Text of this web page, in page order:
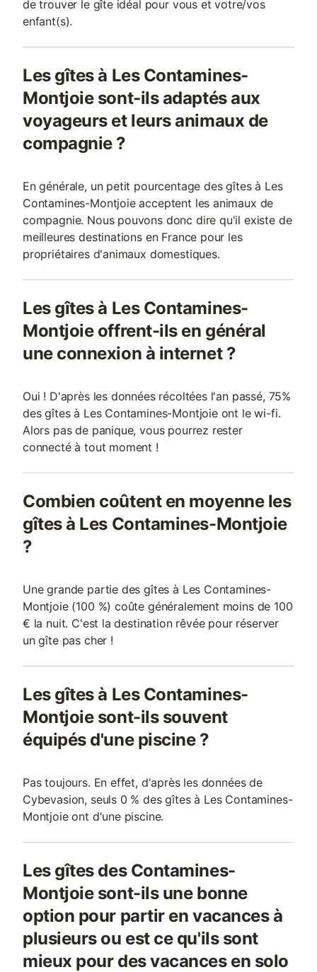
de trouver le gîte idéal pour vous et votre/vos
enfant(s).
Les gîtes à Les Contamines-
Montjoie sont-ils adaptés aux
voyageurs et leurs animaux de
compagnie ?
En générale, un petit pourcentage des gîtes à Les
Contamines-Montjoie acceptent les animaux de
compagnie. Nous pouvons donc dire qu'il existe de
meilleures destinations en France pour les
propriétaires d'animaux domestiques.
Les gîtes à Les Contamines-
Montjoie offrent-ils en général
une connexion à internet ?
Oui ! D'après les données récoltées l'an passé, 75%
des gîtes à Les Contamines-Montjoie ont le wi-fi.
Alors pas de panique, vous pourrez rester
connecté à tout moment !
Combien coûtent en moyenne les
gîtes à Les Contamines-Montjoie
?
Une grande partie des gîtes à Les Contamines-
Montjoie (100 %) coûte généralement moins de 100
€ la nuit. C'est la destination rêvée pour réserver
un gîte pas cher !
Les gîtes à Les Contamines-
Montjoie sont-ils souvent
équipés d'une piscine ?
Pas toujours. En effet, d'après les données de
Cybevasion, seuls 0 % des gîtes à Les Contamines-
Montjoie ont d'une piscine.
Les gîtes des Contamines-
Montjoie sont-ils une bonne
option pour partir en vacances à
plusieurs ou est ce qu'ils sont
mieux pour des vacances en solo